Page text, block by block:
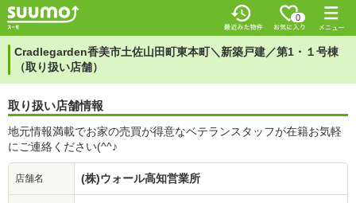
0
Cradlegarden香美市土佐山田町東本町＼新築戸建／第1・１号棟
（取り扱い店舗）
取り扱い店舗情報
地元情報満載でお家の売買が得意なベテランスタッフが在籍お気軽
にご連絡ください(^^♪
店舗名 (株)ウォール高知営業所